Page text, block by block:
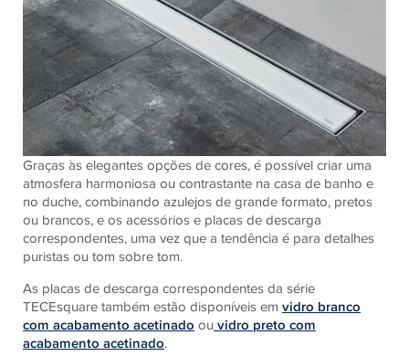
Graças às elegantes opções de cores, é possível criar uma
atmosfera harmoniosa ou contrastante na casa de banho e
no duche, combinando azulejos de grande formato, pretos
ou brancos, e os acessórios e placas de descarga
correspondentes, uma vez que a tendência é para detalhes
puristas ou tom sobre tom.
As placas de descarga correspondentes da série
TECEsquare também estão disponíveis em vidro branco
com acabamento acetinadoouvidro preto com
acabamento acetinado.